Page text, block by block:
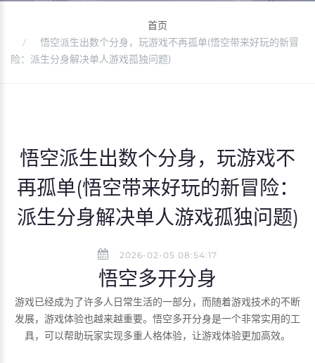
首页
悟空派生出数个分身，玩游戏不再孤单(悟空带来好玩的新冒
险：派生分身解决单人游戏孤独问题)
悟空派生出数个分身，玩游戏不
再孤单(悟空带来好玩的新冒险：
派生分身解决单人游戏孤独问题)
2026-02-05 08:54:17
悟空多开分身
游戏已经成为了许多人日常生活的一部分，而随着游戏技术的不断
发展，游戏体验也越来越重要。悟空多开分身是一个非常实用的工
具，可以帮助玩家实现多重人格体验，让游戏体验更加高效。